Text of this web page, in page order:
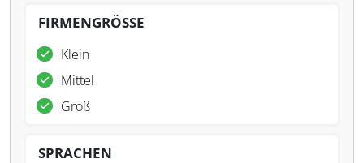
FIRMENGRÖSSE
Klein
Mittel
Groß
SPRACHEN